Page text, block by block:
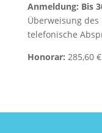
Anmeldung: Bis
Überweisung
telefonische
Honorar: 285,60